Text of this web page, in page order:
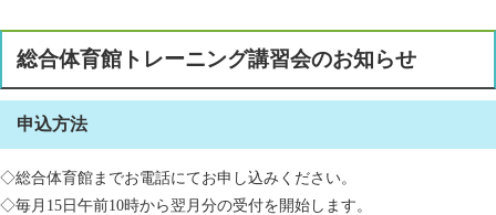
総合体育館トレーニング講習会のお知らせ
申込方法
◇総合体育館までお電話にてお申し込みください。
◇毎月15日午前10時から翌月分の受付を開始します。